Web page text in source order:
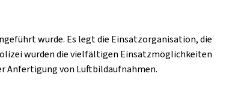
wurde. Es legt die Einsatzorganisation, die
wurden die vielfältigen Einsatzmöglichkeiten
Anfertigung von Luftbildaufnahmen.